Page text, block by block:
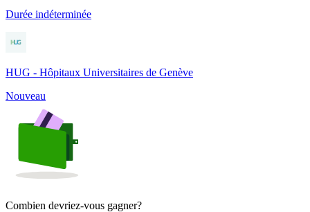
Durée indéterminée
HUG - Hôpitaux Universitaires de Genève
Nouveau
Combien devriez-vous gagner?